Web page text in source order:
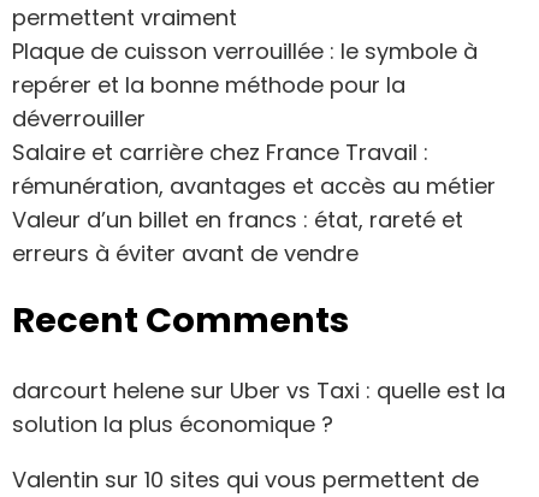
permettent vraiment
Plaque de cuisson verrouillée : le symbole à
repérer et la bonne méthode pour la
déverrouiller
Salaire et carrière chez France Travail :
rémunération, avantages et accès au métier
Valeur d’un billet en francs : état, rareté et
erreurs à éviter avant de vendre
Recent Comments
darcourt helene sur Uber vs Taxi : quelle est la
solution la plus économique ?
Valentin sur 10 sites qui vous permettent de